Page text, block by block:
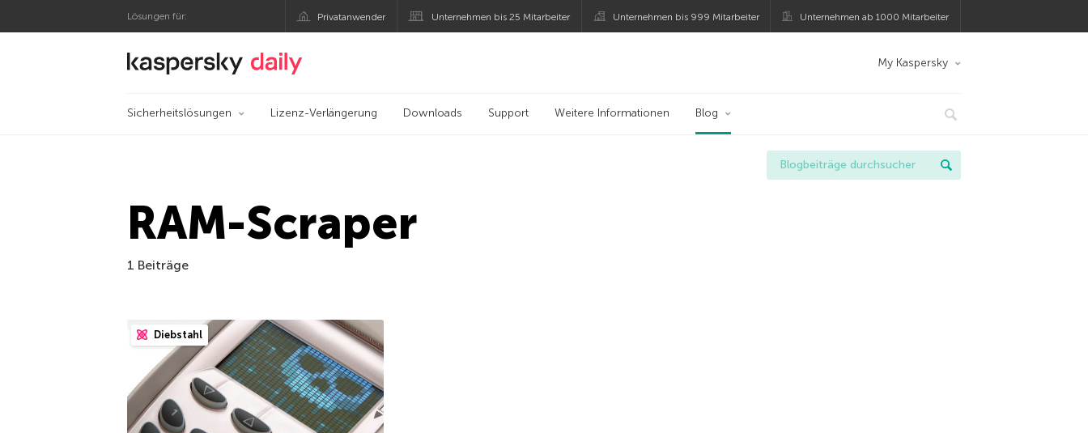
Lösungen für: Privatanwender Unternehmen bis 25 Mitarbeiter Unternehmen bis 999 Mitarbeiter Unternehmen ab 1000 Mitarbeiter
Offizieller Blog von Kaspersky My Kaspersky
Sicherheitslösungen Lizenz-Verlängerung Downloads Support Weitere Informationen Blog
RAM-Scraper
1 Beiträge
Diebstahl